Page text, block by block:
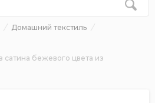
Домашний текстиль
сатина бежевого цвета из